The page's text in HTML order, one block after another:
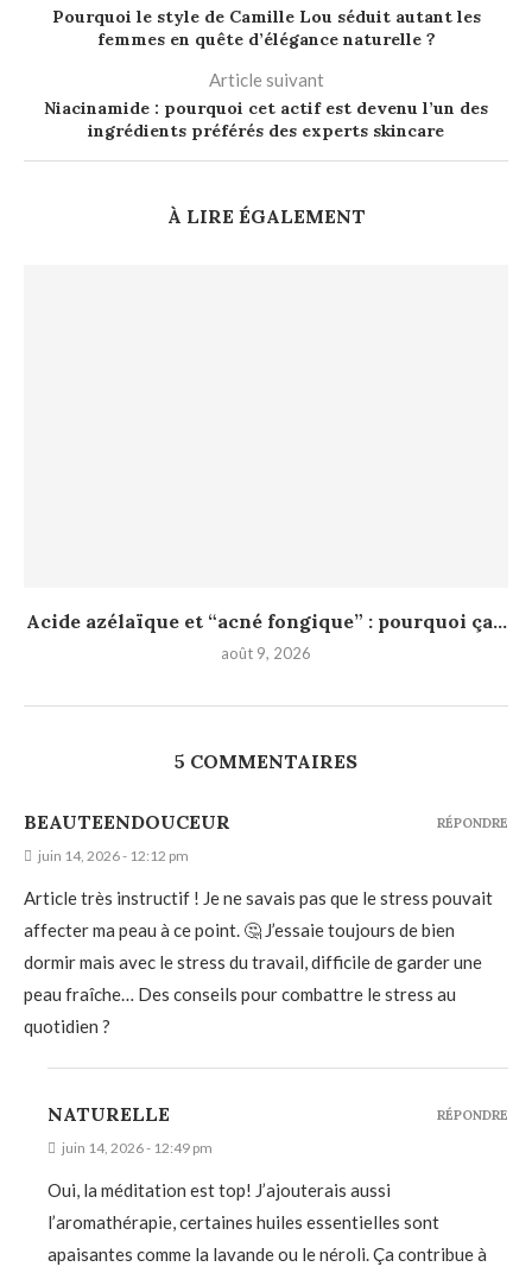
Pourquoi le style de Camille Lou séduit autant les
femmes en quête d’élégance naturelle ?
Article suivant
Niacinamide : pourquoi cet actif est devenu l’un des
ingrédients préférés des experts skincare
À LIRE ÉGALEMENT
Acide azélaïque et “acné fongique” : pourquoi ça...
août 9, 2026
5 COMMENTAIRES
BEAUTEENDOUCEUR
juin 14, 2026 - 12:12 pm
Article très instructif ! Je ne savais pas que le stress pouvait
affecter ma peau à ce point. 🤔 J’essaie toujours de bien
dormir mais avec le stress du travail, difficile de garder une
peau fraîche… Des conseils pour combattre le stress au
quotidien ?
RÉPONDRE
NATURELLE
juin 14, 2026 - 12:49 pm
Oui, la méditation est top! J’ajouterais aussi
l’aromathérapie, certaines huiles essentielles sont
apaisantes comme la lavande ou le néroli. Ça contribue à
RÉPONDRE